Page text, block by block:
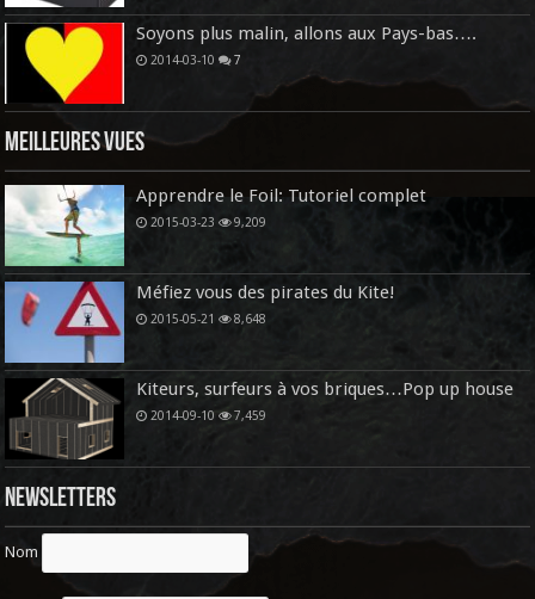
Soyons plus malin, allons aux Pays-bas….
2014-03-10 7
Meilleures vues
Apprendre le Foil: Tutoriel complet
2015-03-23 9,209
Méfiez vous des pirates du Kite!
2015-05-21 8,648
Kiteurs, surfeurs à vos briques…Pop up house
2014-09-10 7,459
Newsletters
Nom